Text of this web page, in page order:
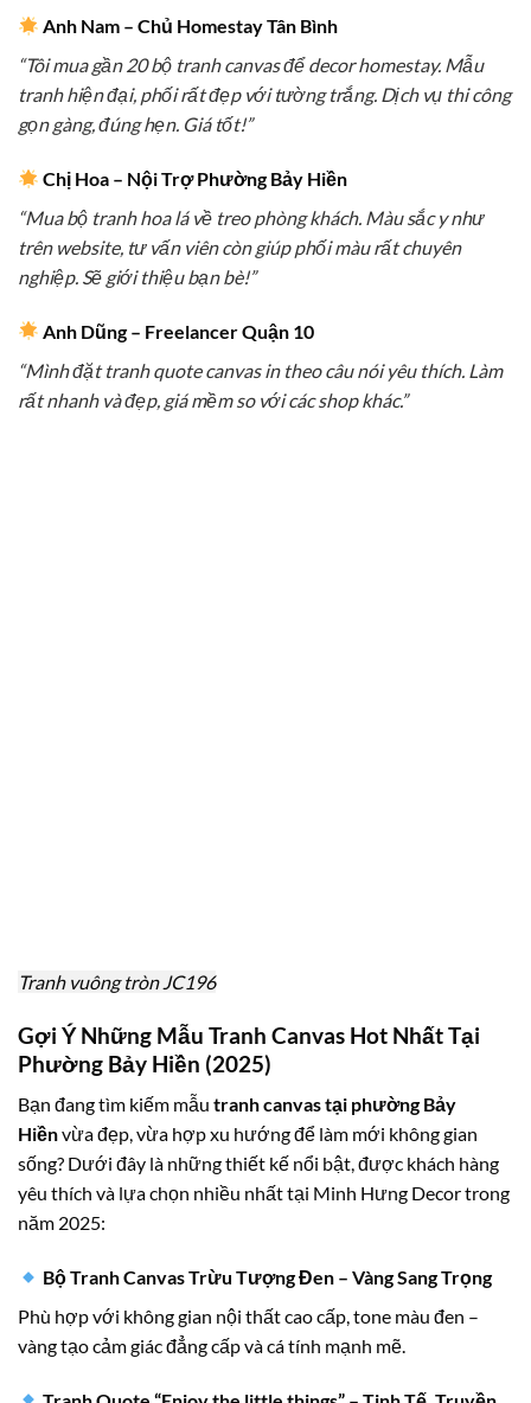
Anh Nam – Chủ Homestay Tân Bình
“Tôi mua gần 20 bộ tranh canvas để decor homestay. Mẫu
tranh hiện đại, phối rất đẹp với tường trắng. Dịch vụ thi công
gọn gàng, đúng hẹn. Giá tốt!”
Chị Hoa – Nội Trợ Phường Bảy Hiền
“Mua bộ tranh hoa lá về treo phòng khách. Màu sắc y như
trên website, tư vấn viên còn giúp phối màu rất chuyên
nghiệp. Sẽ giới thiệu bạn bè!”
Anh Dũng – Freelancer Quận 10
“Mình đặt tranh quote canvas in theo câu nói yêu thích. Làm
rất nhanh và đẹp, giá mềm so với các shop khác.”
Tranh vuông tròn JC196
Gợi Ý Những Mẫu Tranh Canvas Hot Nhất Tại
Phường Bảy Hiền (2025)
Bạn đang tìm kiếm mẫu tranh canvas tại phường Bảy
Hiềnvừa đẹp, vừa hợp xu hướng để làm mới không gian
sống? Dưới đây là những thiết kế nổi bật, được khách hàng
yêu thích và lựa chọn nhiều nhất tại Minh Hưng Decor trong
năm 2025:
Bộ Tranh Canvas Trừu Tượng Đen – Vàng Sang Trọng
Phù hợp với không gian nội thất cao cấp, tone màu đen –
vàng tạo cảm giác đẳng cấp và cá tính mạnh mẽ.